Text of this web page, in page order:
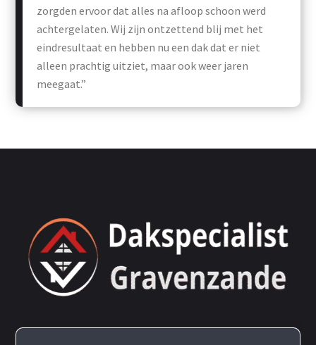
zorgden ervoor dat alles na afloop schoon werd
achtergelaten. Wij zijn ontzettend blij met het
eindresultaat en hebben nu een dak dat er niet
alleen prachtig uitziet, maar ook weer jaren
meegaat.”